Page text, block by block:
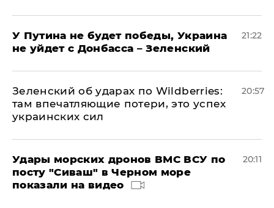
У Путина не будет победы, Украина
не уйдет с Донбасса – Зеленский
21:22
Зеленский об ударах по Wildberries:
там впечатляющие потери, это успех
украинских сил
20:57
Удары морских дронов ВМС ВСУ по
посту "Сиваш" в Черном море
показали на видео
20:11